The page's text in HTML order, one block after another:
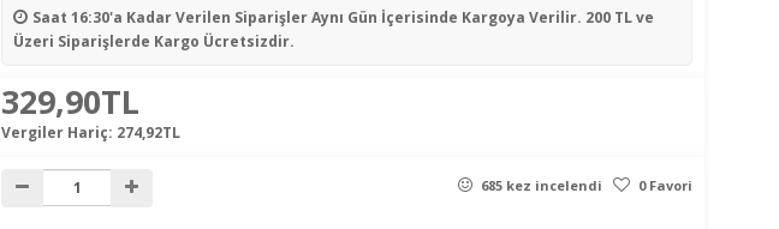
Saat 16:30'a Kadar Verilen SiparişlerAynı Gün İçerisinde Kargoya Verilir. 200 TL ve
Üzeri Siparişlerde Kargo Ücretsizdir.
329,90TL
Vergiler Hariç: 274,92TL
685 kez incelendi 0 Favori